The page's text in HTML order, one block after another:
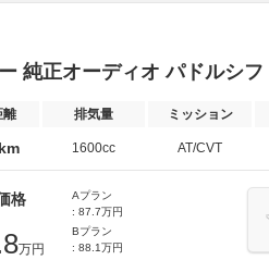
純正オーディオ パドルシフ
離 排気量 ミッション
1600cc AT/CVT
格
万円
Aプラン
: 87.7万円
Bプラン
: 88.1万円